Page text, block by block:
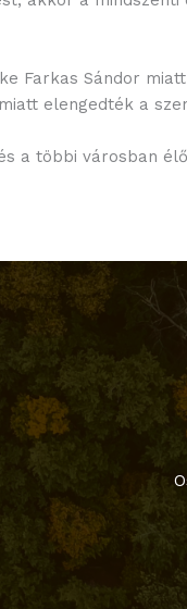
Farkas Sándor
elengedték a
a többi városban